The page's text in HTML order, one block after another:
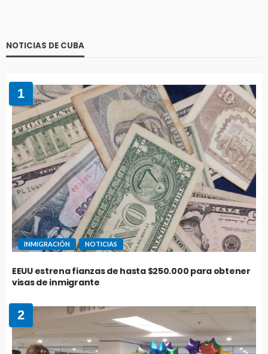
NOTICIAS DE CUBA
1
INMIGRACIÓN NOTICIAS
EEUU estrena fianzas de hasta $250.000 para obtener
visas de inmigrante
2